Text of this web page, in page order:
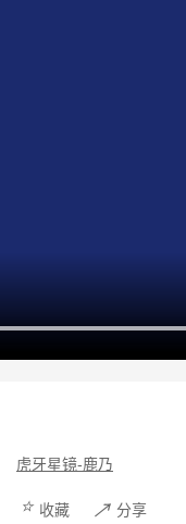
虎牙星镜-鹿乃
⭐ 收藏 ↗️ 分享